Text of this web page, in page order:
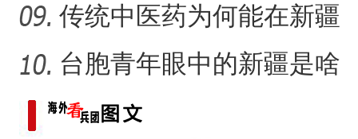
在新疆兵团备受青睐？
传统中医药为何能在新疆
兵团焕发新活力？
台胞青年眼中的新疆是啥
样？